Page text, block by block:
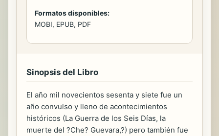
Formatos disponibles:
MOBI, EPUB, PDF
Sinopsis del Libro
El año mil novecientos sesenta y siete fue un
año convulso y lleno de acontecimientos
históricos (La Guerra de los Seis Días, la
muerte del ?Che? Guevara,?) pero también fue